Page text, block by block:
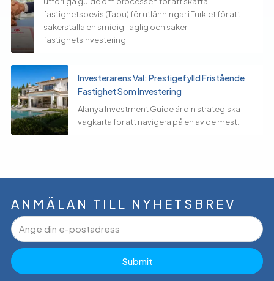
fastighetsbevis (Tapu) för utlänningar i Turkiet för att
säkerställa en smidig, laglig och säker
fastighetsinvestering.
Investerarens Val: Prestigefylld Fristående
Fastighet Som Investering
Alanya Investment Guide är din strategiska
vägkarta för att navigera på en av de mest...
ANMÄLAN TILL NYHETSBREV
Submit